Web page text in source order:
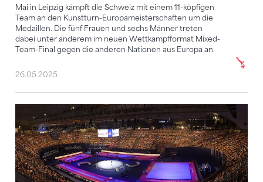
Mai in Leipzig kämpft die Schweiz mit einem 11-köpfigen
Team an den Kunstturn-Europameisterschaften um die
Medaillen. Die fünf Frauen und sechs Männer treten
dabei unter anderem im neuen Wettkampfformat Mixed-
Team-Final gegen die anderen Nationen aus Europa an.
26.05.2025
Unser EM-Team für Leipzig